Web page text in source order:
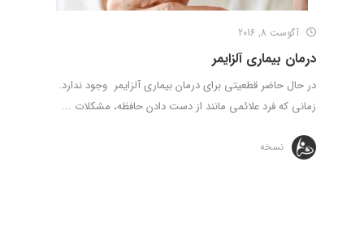
آگوست 8, 2016
درمان بیماری آلزایمر
در حال حاضر قطعیتی برای درمان بیماری آلزایمر وجود ندارد.
زمانی که فرد علائمی مانند از دست دادن حافظه، مشکلات ...
نسخه